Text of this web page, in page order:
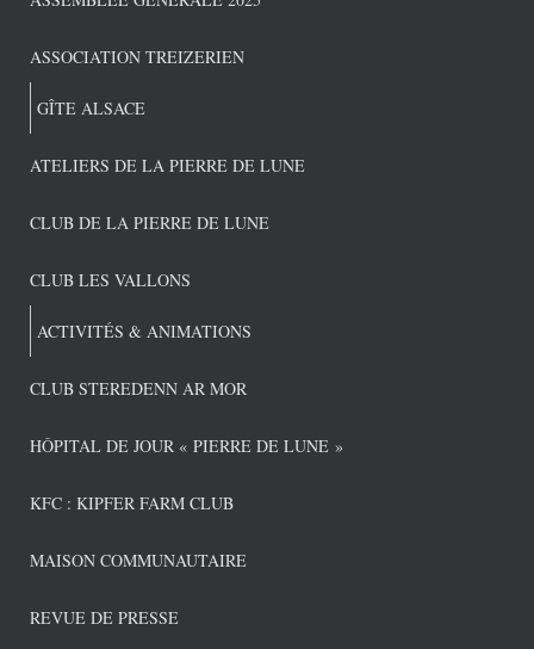
ASSOCIATION TREIZERIEN
GÎTE ALSACE
ATELIERS DE LA PIERRE DE LUNE
CLUB DE LA PIERRE DE LUNE
CLUB LES VALLONS
ACTIVITÉS & ANIMATIONS
CLUB STEREDENN AR MOR
HÔPITAL DE JOUR « PIERRE DE LUNE »
KFC : KIPFER FARM CLUB
MAISON COMMUNAUTAIRE
REVUE DE PRESSE